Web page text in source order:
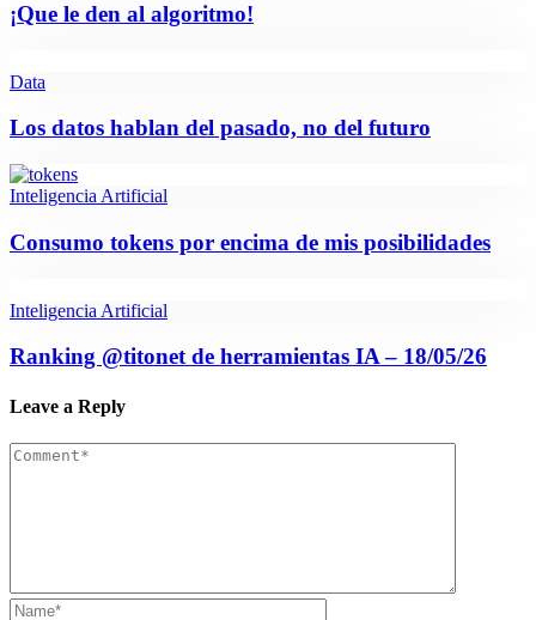
¡Que le den al algoritmo!
Data
Los datos hablan del pasado, no del futuro
Inteligencia Artificial
Consumo tokens por encima de mis posibilidades
Inteligencia Artificial
Ranking @titonet de herramientas IA – 18/05/26
Leave a Reply